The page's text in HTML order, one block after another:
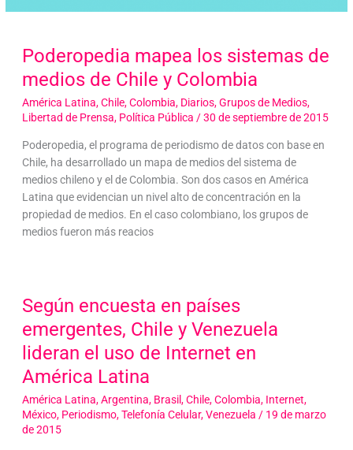
Poderopedia mapea los sistemas de
medios de Chile y Colombia
América Latina,Chile,Colombia, Diarios,Grupos de Medios,
Libertad de Prensa, Política Pública /30 de septiembre de 2015
Poderopedia, el programa de periodismo de datos con base en
Chile, ha desarrollado un mapa de medios del sistema de
medios chileno y el de Colombia. Son dos casos en América
Latina que evidencian un nivel alto de concentración en la
propiedad de medios. En el caso colombiano, los grupos de
medios fueron más reacios
Según encuesta en países
emergentes, Chile y Venezuela
lideran el uso de Internet en
América Latina
América Latina,Argentina, Brasil,Chile,Colombia, Internet,
México, Periodismo,Telefonía Celular,Venezuela / 19 de marzo
de 2015